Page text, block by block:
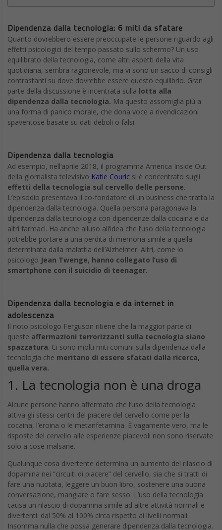
Dipendenza dalla tecnologia: 6 miti da sfatare
Quanto dovrebbero essere preoccupate le persone riguardo agli
effetti psicologici del tempo passato sullo schermo? Un uso
equilibrato della tecnologia, come altri aspetti della vita
quotidiana, sembra ragionevole, ma vi sono un sacco di consigli
contrastanti su dove dovrebbe essere questo equilibrio. Gran
parte della discussione è incentrata sulla lotta alla
dipendenza dalla tecnologia. Ma questo assomiglia più a
una forma di panico morale, che dona voce a rivendicazioni
spaventose basate su dati deboli o falsi.
Dipendenza dalla tecnologia
Ad esempio, nell’aprile 2018, il programma America Inside Out
della giornalista televisivo Katie Couric si è concentrato sugli
effetti della tecnologia sul cervello delle persone.
L’episodio presentava il co-fondatore di un business che tratta la
dipendenza dalla tecnologia. Quella persona paragonava la
dipendenza dalla tecnologia con dipendenze dalla cocaina e da
altri farmaci. Ha anche alluso all’idea che l’uso della tecnologia
potrebbe portare a una perdita di memoria simile a quella
determinata dalla malattia dell’Alzheimer. Altri, come lo
psicologo Jean Twenge, hanno collegato l’uso di
smartphone con il suicidio di teenager.
Dipendenza dalla tecnologia e da internet in
adolescenza
Il noto psicologo Ferguson ritiene che la maggior parte di
queste affermazioni terrorizzanti sulla tecnologia siano
spazzatura. Ci sono molti miti comuni sulla dipendenza dalla
tecnologia che meritano di essere sfatati dalla ricerca,
quella vera.
1. La tecnologia non è una droga
Alcune persone hanno affermato che l’uso della tecnologia
attiva gli stessi centri del piacere del cervello come per la
cocaina, l’eroina o le metanfetamina. È vagamente vero, ma le
risposte del cervello alle esperienze piacevoli non sono riservate
solo a cose malsane.
Qualunque cosa divertente determina un aumento del rilascio di
dopamina nei “circuiti di piacere” del cervello, sia che si tratti di
fare una nuotata, leggere un buon libro, sostenere una buona
conversazione, mangiare o fare sesso. L’uso della tecnologia
causa un rilascio di dopamina simile ad altre attività normali e
divertenti: dal 50% al 100% circa rispetto ai livelli normali.
Insomma nulla che possa generare dipendenza dalla tecnologia.